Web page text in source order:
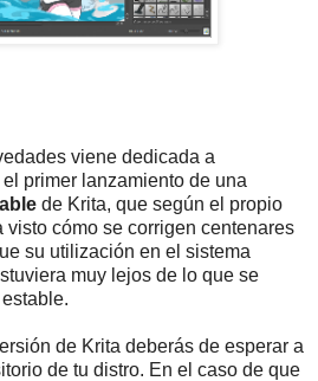
viene dedicada a
primer lanzamiento de una
de Krita, que según el propio
cómo se corrigen centenares
su utilización en el sistema
muy lejos de lo que se
de Krita deberás de esperar a
de tu distro. En el caso de que